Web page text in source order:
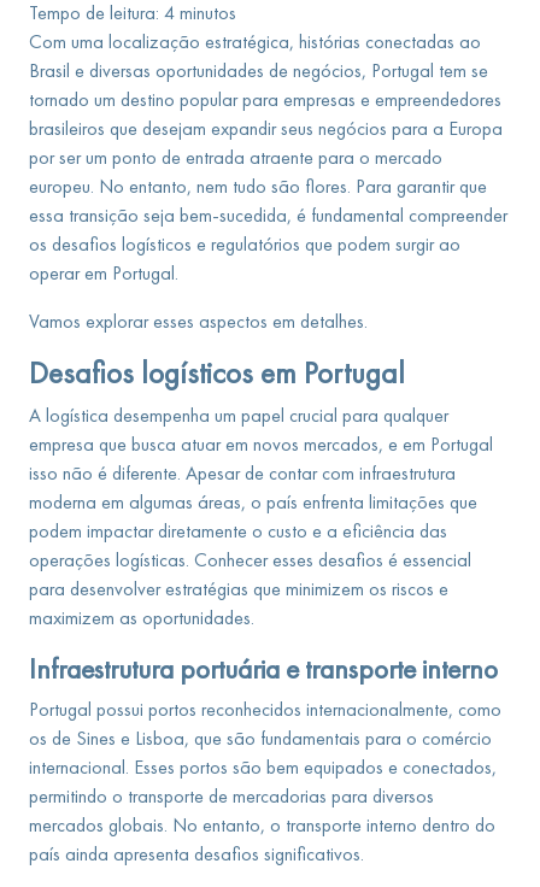
Tempo de leitura: 4 minutos
Com uma localização estratégica, histórias conectadas ao
Brasil e diversas oportunidades de negócios, Portugal tem se
tornado um destino popular para empresas e empreendedores
brasileiros que desejam expandir seus negócios para a Europa
por ser um ponto de entrada atraente para o mercado
europeu. No entanto, nem tudo são flores. Para garantir que
essa transição seja bem-sucedida, é fundamental compreender
os desafios logísticos e regulatórios que podem surgir ao
operar em Portugal.
Vamos explorar esses aspectos em detalhes.
Desafios logísticos em Portugal
A logística desempenha um papel crucial para qualquer
empresa que busca atuar em novos mercados, e em Portugal
isso não é diferente. Apesar de contar com infraestrutura
moderna em algumas áreas, o país enfrenta limitações que
podem impactar diretamente o custo e a eficiência das
operações logísticas. Conhecer esses desafios é essencial
para desenvolver estratégias que minimizem os riscos e
maximizem as oportunidades.
Infraestrutura portuária e transporte interno
Portugal possui portos reconhecidos internacionalmente, como
os de Sines e Lisboa, que são fundamentais para o comércio
internacional. Esses portos são bem equipados e conectados,
permitindo o transporte de mercadorias para diversos
mercados globais. No entanto, o transporte interno dentro do
país ainda apresenta desafios significativos.